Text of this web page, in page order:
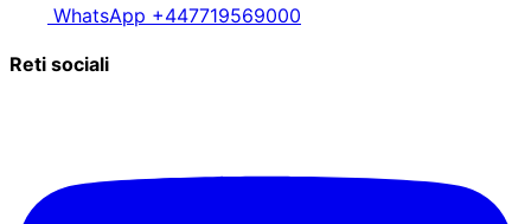
WhatsApp +447719569000
Reti sociali